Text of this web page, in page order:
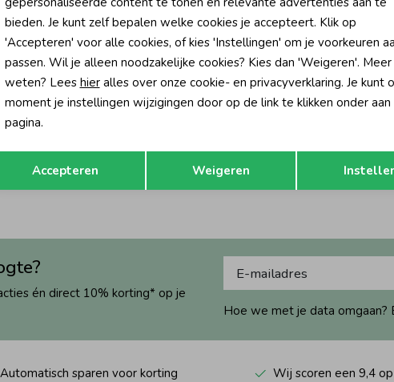
-30% korting
Raizzed
-30%
én direct 10% korting* op je
Hoe we met je data omgaan?
Automatisch sparen voor korting Wij scoren een 9,4
Terug Opslaan
bieden. Je kunt zelf bepalen welke cookies je accepteert. Klik op
'Accepteren' voor alle cookies, of kies 'Instellingen' om je voorkeuren
passen. Wil je alleen noodzakelijke cookies? Kies dan 'Weigeren'. Meer
weten? Lees hieralles over onze cookie- en privacyverklaring. Je kunt
moment je instellingen wijzigingen door op de link te klikken onder aan
pagina.
Accepteren Weigeren